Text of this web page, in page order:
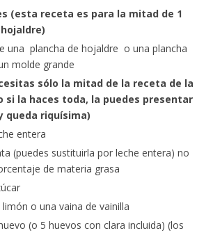
(esta receta es para la mitad de 1
una plancha de hojaldre o una plancha
molde grande
sólo la mitad de la receta de la
si la haces toda, la puedes presentar
queda riquísima)
entera
(puedes sustituirla por leche entera) no
de materia grasa
limón o una vaina de vainilla
(o 5 huevos con clara incluida) (los